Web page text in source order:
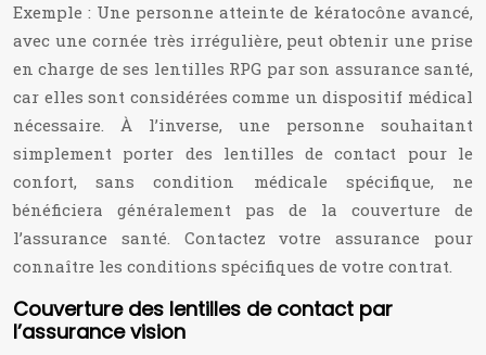
Exemple : Une personne atteinte de kératocône avancé,
avec une cornée très irrégulière, peut obtenir une prise
en charge de ses lentilles RPG par son assurance santé,
car elles sont considérées comme un dispositif médical
nécessaire. À l’inverse, une personne souhaitant
simplement porter des lentilles de contact pour le
confort, sans condition médicale spécifique, ne
bénéficiera généralement pas de la couverture de
l’assurance santé. Contactez votre assurance pour
connaître les conditions spécifiques de votre contrat.
Couverture des lentilles de contact par
l’assurance vision